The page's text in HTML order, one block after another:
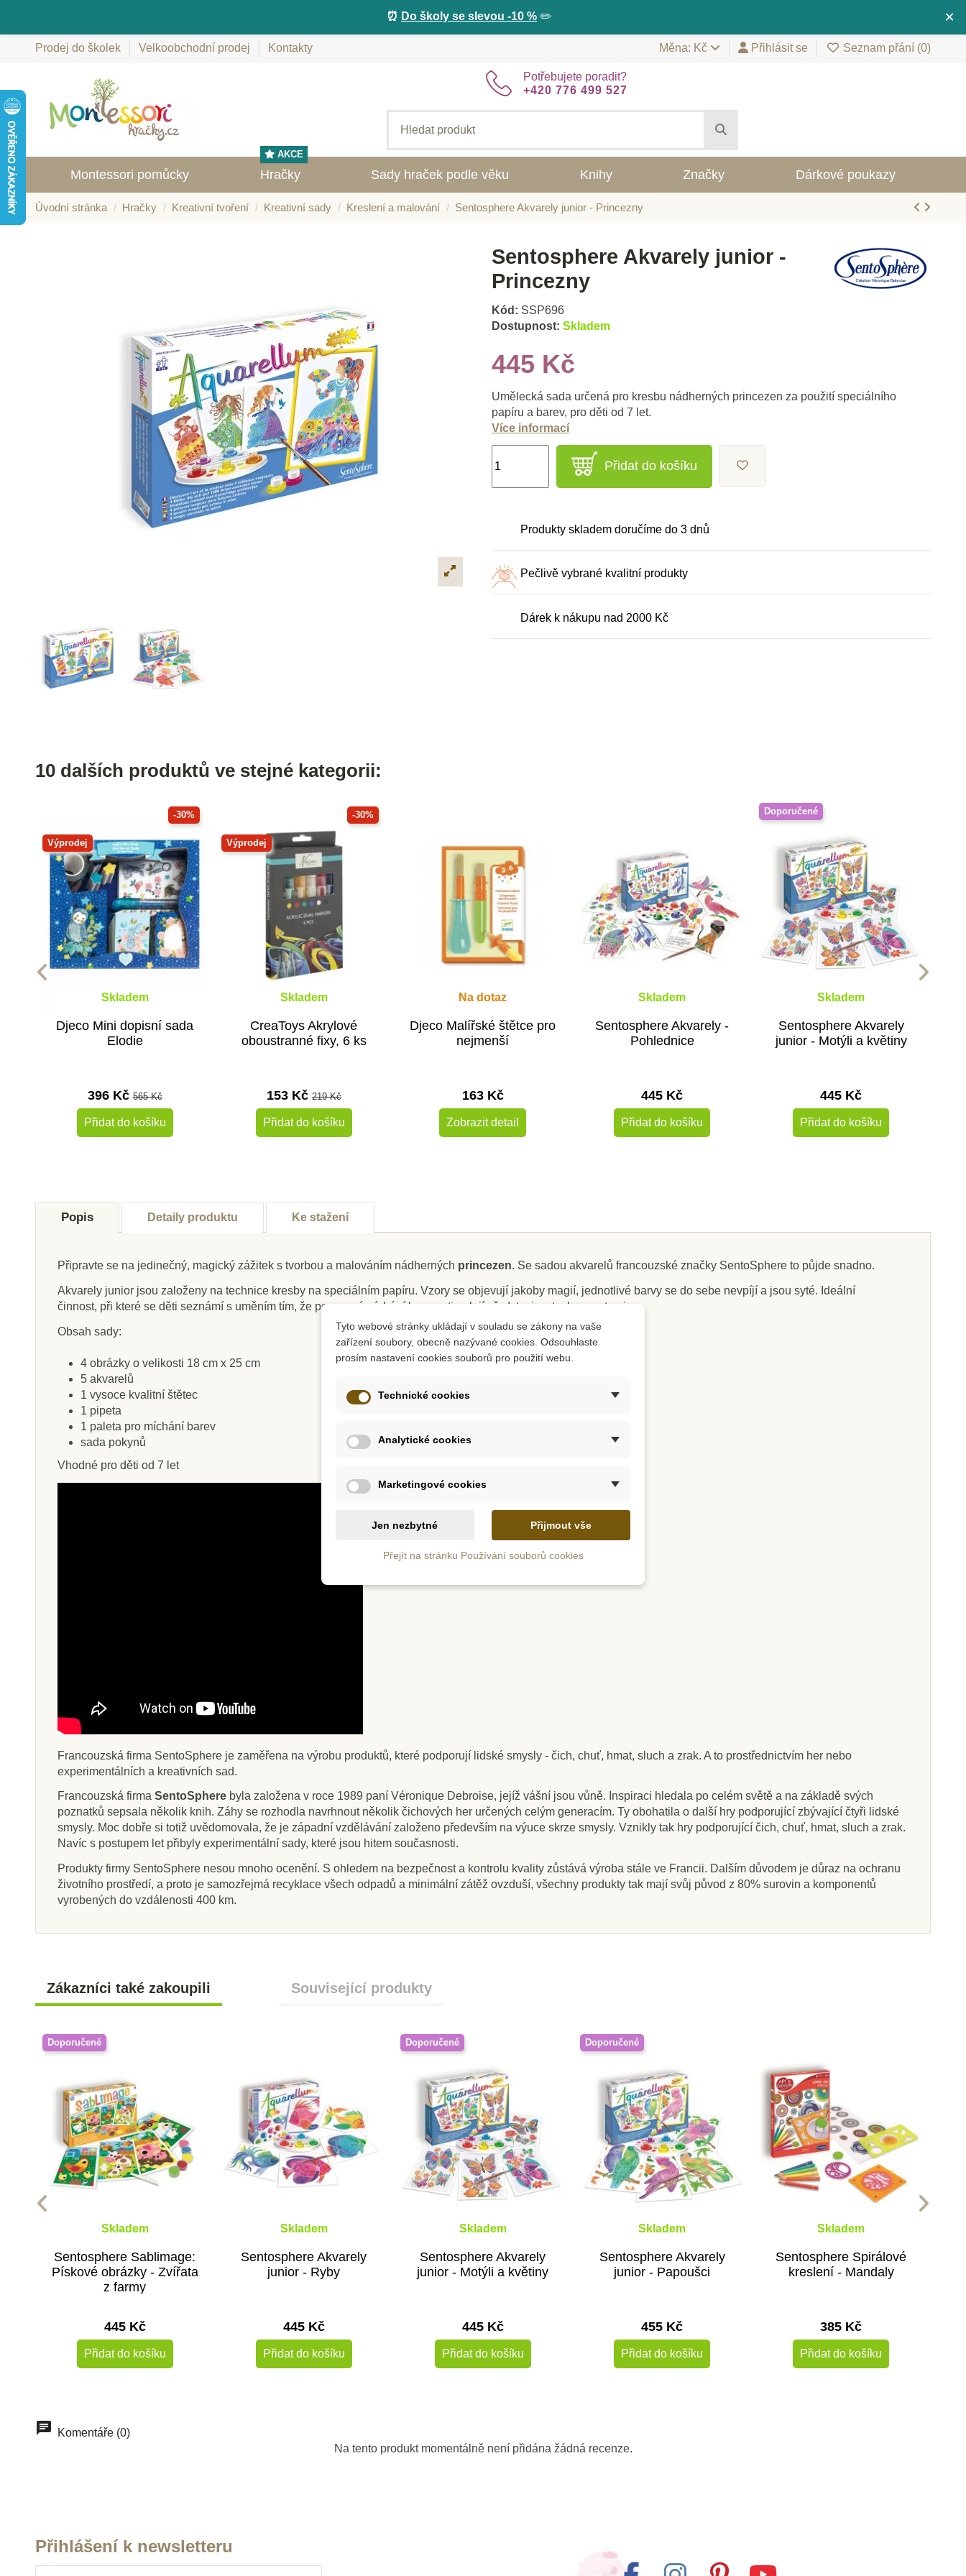
×
⏰ Do školy se slevou -10 % ✏️
Prodej do školek Velkoobchodní prodej Kontakty Měna: Kč Přihlásit se Seznam přání (0)
Potřebujete poradit?
+420 776 499 527
Montessori pomůcky Hračky
AKCE
Sady hraček podle věku Knihy Značky Dárkové poukazy
Úvodní stránka Hračky Kreativní tvoření Kreativní sady Kreslení a malování Sentosphere Akvarely junior - Princezny
Sentosphere Akvarely junior -
Princezny
Kód: SSP696
Dostupnost: Skladem
445 Kč
Umělecká sada určená pro kresbu nádherných princezen za použití speciálního
papíru a barev, pro děti od 7 let.
Více informací
Přidat do košíku
Produkty skladem doručíme do 3 dnů
Pečlivě vybrané kvalitní produkty
Dárek k nákupu nad 2000 Kč
10 dalších produktů ve stejné kategorii:
-30%
Výprodej
Skladem
Djeco Mini dopisní sada
Elodie
396 Kč565 Kč
Přidat do košíku
-30%
Výprodej
Skladem
CreaToys Akrylové
oboustranné fixy, 6 ks
153 Kč219 Kč
Přidat do košíku
Na dotaz
Djeco Malířské štětce pro
nejmenší
163 Kč
Zobrazit detail
Skladem
Sentosphere Akvarely -
Pohlednice
445 Kč
Přidat do košíku
Doporučené
Skladem
Sentosphere Akvarely
junior - Motýli a květiny
445 Kč
Přidat do košíku
Skladem
Sentosphere Akvarely -
Mořské dno
Přidat do košíku Zobrazit detail
Skladem
malování
Přidat do košíku
obrázků - Akvarely Junior
Popis Detaily produktu Ke stažení
Připravte se na jedinečný, magický zážitek s tvorbou a malováním nádherných princezen. Se sadou akvarelů francouzské značky SentoSphere to půjde snadno.
Akvarely junior jsou založeny na technice kresby na speciálním papíru. Vzory se objevují jakoby magií, jednotlivé barvy se do sebe nevpíjí a jsou syté. Ideální
činnost, při které se děti seznámí s uměním tím, že porozumí míchání barev, stimulují představivost a koncentraci.
Obsah sady:
4 obrázky o velikosti 18 cm x 25 cm
5 akvarelů
1 vysoce kvalitní štětec
1 pipeta
1 paleta pro míchání barev
sada pokynů
Vhodné pro děti od 7 let
Francouzská firma SentoSphere je zaměřena na výrobu produktů, které podporují lidské smysly - čich, chuť, hmat, sluch a zrak. A to prostřednictvím her nebo
experimentálních a kreativních sad.
Francouzská firma SentoSphere byla založena v roce 1989 paní Véronique Debroise, jejíž vášní jsou vůně. Inspiraci hledala po celém světě a na základě svých
poznatků sepsala několik knih. Záhy se rozhodla navrhnout několik čichových her určených celým generacím. Ty obohatila o další hry podporující zbývající čtyři lidské
smysly. Moc dobře si totiž uvědomovala, že je západní vzdělávání založeno především na výuce skrze smysly. Vznikly tak hry podporující čich, chuť, hmat, sluch a zrak.
Navíc s postupem let přibyly experimentální sady, které jsou hitem současnosti.
Produkty firmy SentoSphere nesou mnoho ocenění. S ohledem na bezpečnost a kontrolu kvality zůstává výroba stále ve Francii. Dalším důvodem je důraz na ochranu
životního prostředí, a proto je samozřejmá recyklace všech odpadů a minimální zátěž ovzduší, všechny produkty tak mají svůj původ z 80% surovin a komponentů
vyrobených do vzdálenosti 400 km.
Zákazníci také zakoupili Související produkty
Doporučené
Skladem
Sentosphere Sablimage:
Pískové obrázky - Zvířata
z farmy
445 Kč
Přidat do košíku
Skladem
Sentosphere Akvarely
junior - Ryby
445 Kč
Přidat do košíku
Doporučené
Skladem
Sentosphere Akvarely
junior - Motýli a květiny
445 Kč
Přidat do košíku
Doporučené
Skladem
Sentosphere Akvarely
junior - Papoušci
455 Kč
Přidat do košíku
Skladem
Sentosphere Spirálové
kreslení - Mandaly
385 Kč
Přidat do košíku
Komentáře (0)
Na tento produkt momentálně není přidána žádná recenze.
Přihlášení k newsletteru
Tyto webové stránky ukládají v souladu se zákony na vaše
zařízení soubory, obecně nazývané cookies. Odsouhlaste
prosím nastavení cookies souborů pro použití webu.
Technické cookies
Analytické cookies
Marketingové cookies
Jen nezbytné Přijmout vše
Přejít na stránku Používání souborů cookies